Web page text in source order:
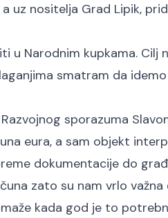
nositelja Grad Lipik,
Narodnim kupkama. Cilj
smatram da
sporazuma
eura, a sam objekt
dokumentacije do
zato su nam vrlo
kada god je to